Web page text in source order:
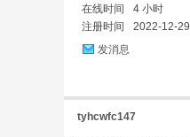
在线时间
4 小时
注册时间
2022-12-29
发消息
tyhcwfc147